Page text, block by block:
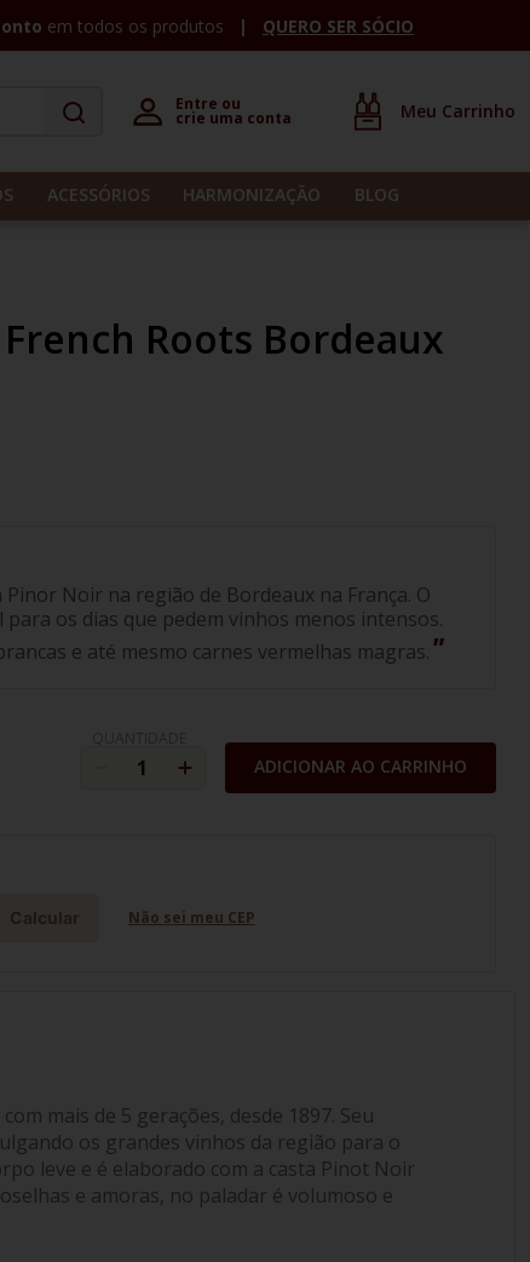
em todos os produtos QUERO SER SÓCIO
Entre ou
crie uma conta
ACESSÓRIOS HARMONIZAÇÃO BLOG
Roots Bordeaux
Noir na região de Bordeaux na França. O
os dias que pedem vinhos menos intensos.
e até mesmo carnes vermelhas magras.
ADICIONAR AO CARRINHO
Calcular Não sei meu CEP
mais de 5 gerações, desde 1897. Seu
os grandes vinhos da região para o
leve e é elaborado com a casta Pinot Noir
e amoras, no paladar é volumoso e